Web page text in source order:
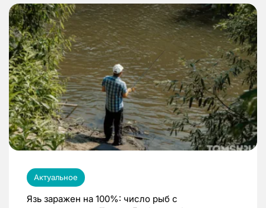
Актуальное
Язь заражен на 100%: число рыб с